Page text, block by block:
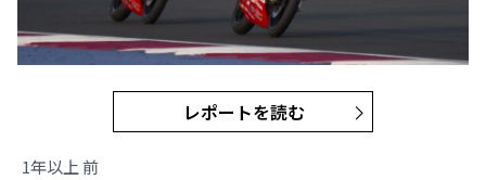
レポートを読む
1年以上 前